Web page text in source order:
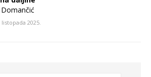
listopada 2025.